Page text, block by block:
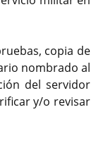
copia de
nombrado al
del servidor
y/o revisar